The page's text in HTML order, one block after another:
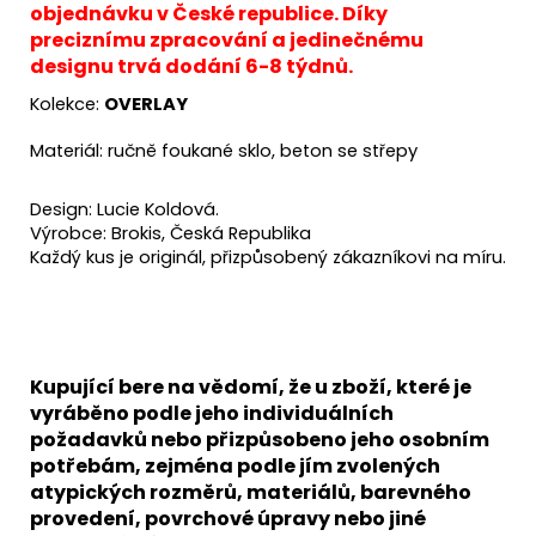
objednávku v České republice. Díky
preciznímu zpracování a jedinečnému
designu trvá dodání 6-8 týdnů.
Kolekce: OVERLAY
Materiál: ručně foukané sklo, beton se střepy
Design: Lucie Koldová.
Výrobce: Brokis, Česká Republika
Každý kus je originál, přizpůsobený zákazníkovi na míru.
Kupující bere na vědomí, že u zboží, které je
vyráběno podle jeho individuálních
požadavků nebo přizpůsobeno jeho osobním
potřebám, zejména podle jím zvolených
atypických rozměrů, materiálů, barevného
provedení, povrchové úpravy nebo jiné